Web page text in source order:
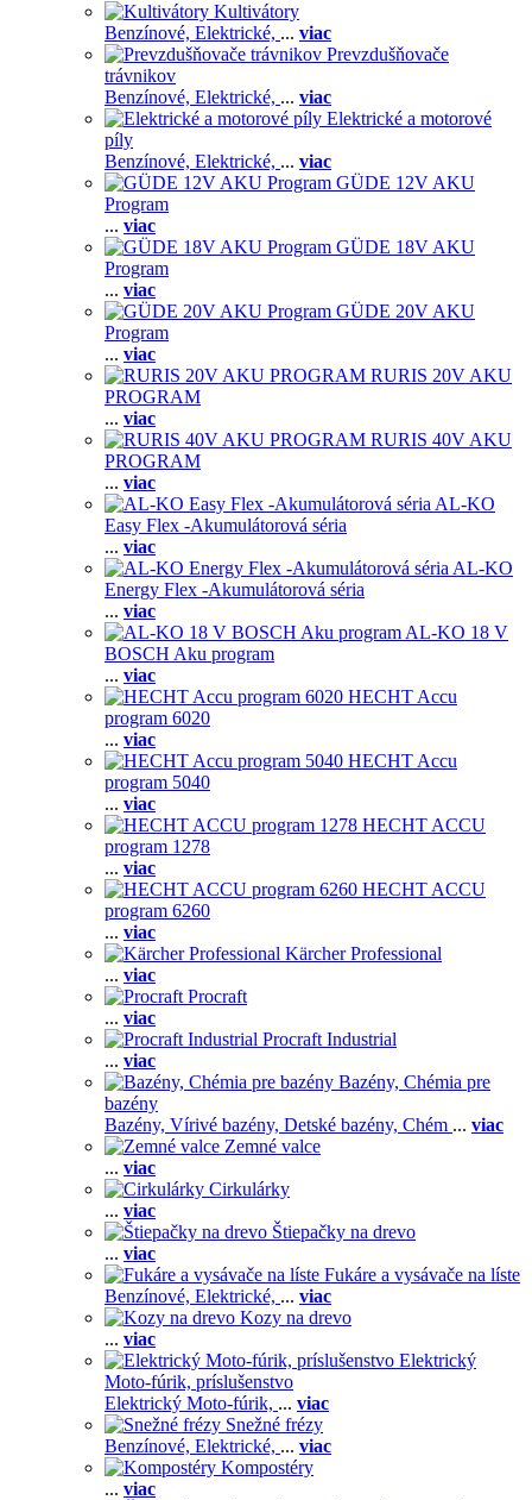
Kultivátory
Benzínové, Elektrické, ... viac
Prevzdušňovače
trávnikov
Benzínové, Elektrické, ... viac
Elektrické a motorové
píly
Benzínové, Elektrické, ... viac
GÜDE 12V AKU
Program
... viac
GÜDE 18V AKU
Program
... viac
GÜDE 20V AKU
Program
... viac
RURIS 20V AKU
PROGRAM
... viac
RURIS 40V AKU
PROGRAM
... viac
AL-KO
Easy Flex -Akumulátorová séria
... viac
AL-KO
Energy Flex -Akumulátorová séria
... viac
AL-KO 18 V
BOSCH Aku program
... viac
HECHT Accu
program 6020
... viac
HECHT Accu
program 5040
... viac
HECHT ACCU
program 1278
... viac
HECHT ACCU
program 6260
... viac
Kärcher Professional
... viac
Procraft
... viac
Procraft Industrial
... viac
Bazény, Chémia pre
bazény
Bazény, Vírivé bazény, Detské bazény, Chém ... viac
Zemné valce
... viac
Cirkulárky
... viac
Štiepačky na drevo
... viac
Fukáre a vysávače na líste
Benzínové, Elektrické, ... viac
Kozy na drevo
... viac
Elektrický
Moto-fúrik, príslušenstvo
Elektrický Moto-fúrik, ... viac
Snežné frézy
Benzínové, Elektrické, ... viac
Kompostéry
... viac